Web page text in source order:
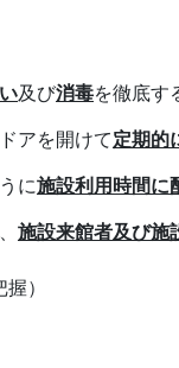
及び消毒を徹底す
アを開けて定期的
に施設利用時間に
施設来館者及び施
）